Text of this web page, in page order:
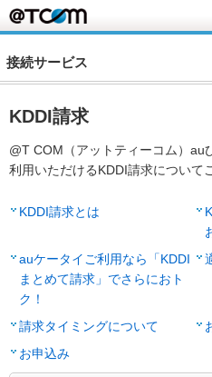
接続サービス
KDDI請求
@T COM（アットティーコム）au
利用いただけるKDDI請求について
KDDI請求とは
auケータイご利用なら「KDDI
まとめて請求」でさらにおト
ク！
請求タイミングについて
お申込み